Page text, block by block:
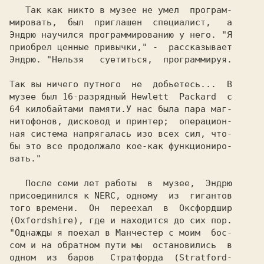
Эндрю научился программированию у него.
"Я
приобрел ценные привычки,"
Эндрю.
"Hельзя   суетиться,  программируя.
Так вы ничего путного  не  добьетесь...  В
музее был 16-разрядный Hewlett  Packard  с
64 килобайтами памяти.У нас была пара маг-
нитофонов, дисковод и принтер;  операцион-
ная система напрягалась изо всех сил, что-
бы это все продолжало кое-как функциониро-
вать."
   После семи лет работы  в  музее,
присоединился к NERC, одному  из  гигантов
того времени.  Он  переехал  в  Оксфордшир
"Однажды я поехал в Манчестер с моим  бос-
сом и на обратном пути мы  остановились  в
одном  из  баров   Стратфорда
(Stratford-